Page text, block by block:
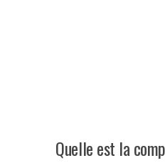
Quelle est la